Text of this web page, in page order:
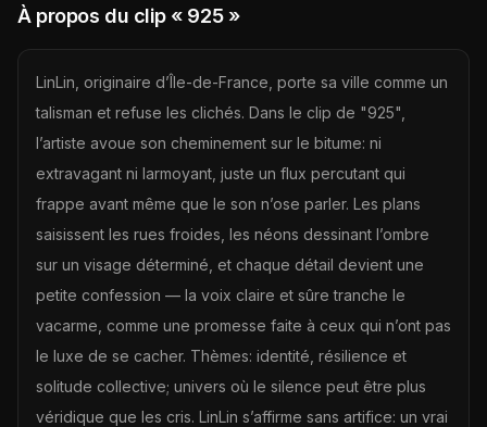
À propos du clip« 925 »
LinLin, originaire d’Île-de-France, porte sa ville comme un
talisman et refuse les clichés. Dans le clip de "925",
l’artiste avoue son cheminement sur le bitume: ni
extravagant ni larmoyant, juste un flux percutant qui
frappe avant même que le son n’ose parler. Les plans
saisissent les rues froides, les néons dessinant l’ombre
sur un visage déterminé, et chaque détail devient une
petite confession — la voix claire et sûre tranche le
vacarme, comme une promesse faite à ceux qui n’ont pas
le luxe de se cacher. Thèmes: identité, résilience et
solitude collective; univers où le silence peut être plus
véridique que les cris. LinLin s’affirme sans artifice: un vrai